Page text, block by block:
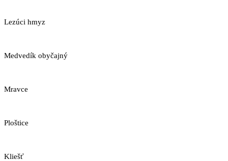
Lezúci hmyz
Medvedík obyčajný
Mravce
Ploštice
Kliešť